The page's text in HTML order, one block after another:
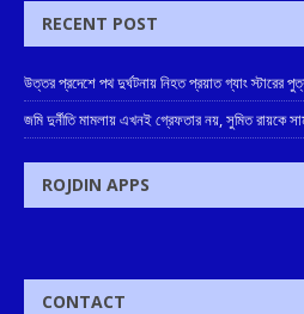
RECENT POST
উত্তর প্রদেশে পথ দুর্ঘটনায় নিহত প্রয়াত গ্যাং স্টারের
জমি দুর্নীতি মামলায় এখনই গ্রেফতার নয়, সুমিত রায়কে
ROJDIN APPS
CONTACT